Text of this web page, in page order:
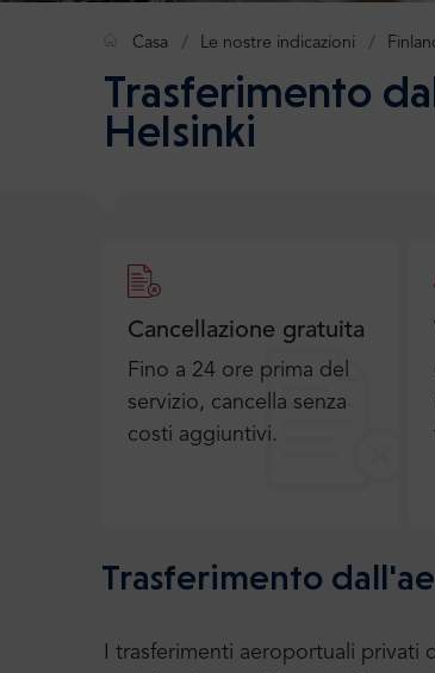
Casa Le nostre indicazioni
Trasferimento
Helsinki
Cancellazione gratuita
Fino a 24 ore prima del
servizio, cancella senza
costi aggiuntivi.
Trasferimento
I trasferimenti aeroportuali